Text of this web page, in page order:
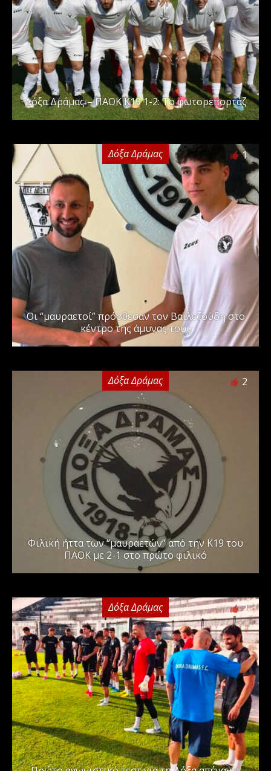
Δόξα Δράμας – ΠΑΟΚ Κ19 1-2: Το φωτορεπορτάζ
Δόξα Δράμας 1
Οι “μαυραετοί” πρόσθεσαν τον Βαϊλεζούδη στο
κέντρο της άμυνας τους
Δόξα Δράμας 2
Φιλική ήττα των “μαυραετών” από την Κ19 του
ΠΑΟΚ με 2-1 στο πρώτο φιλικό
Δόξα Δράμας 2